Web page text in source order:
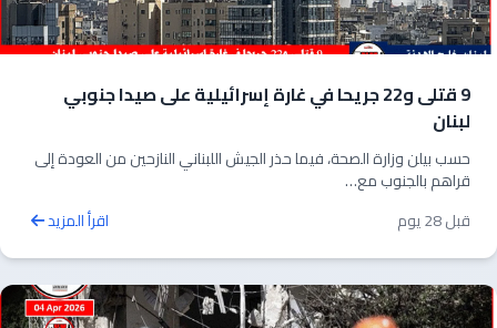
9 قتلى و22 جريحا في غارة إسرائيلية على صيدا جنوبي
لبنان
حسب بيلن وزارة الصحة، فيما حذر الجيش اللبناني النازحين من العودة إلى
قراهم بالجنوب مع…
قبل 28 يوم
اقرأ المزيد